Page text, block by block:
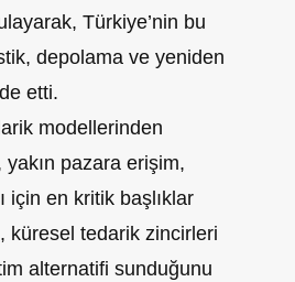
Türkiye’nin bu
depolama ve yeniden
etti.
modellerinden
yakın pazara erişim,
için en kritik başlıklar
küresel tedarik zincirleri
alternatifi sunduğunu